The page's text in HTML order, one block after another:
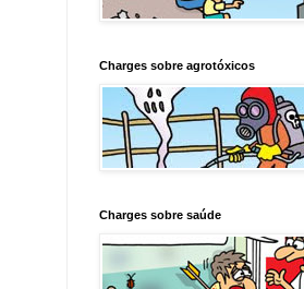
Charges sobre agrotóxicos
Charges sobre saúde